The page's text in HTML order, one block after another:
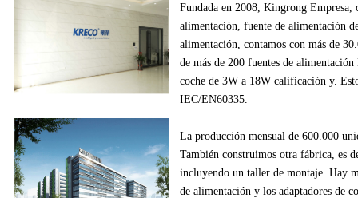
Fundada en 2008 Kingrong Empresa,
alimentación , fuente de alimentación
alimentación contamos con más de
de más de 200 fuentes de alimentación
coche de 3W a 18W calificación y.
IEC/EN60335
La producción mensual de 600.000
También construimos otra fábrica , es
incluyendo un taller de montaje Hay
de alimentación y los adaptadores de